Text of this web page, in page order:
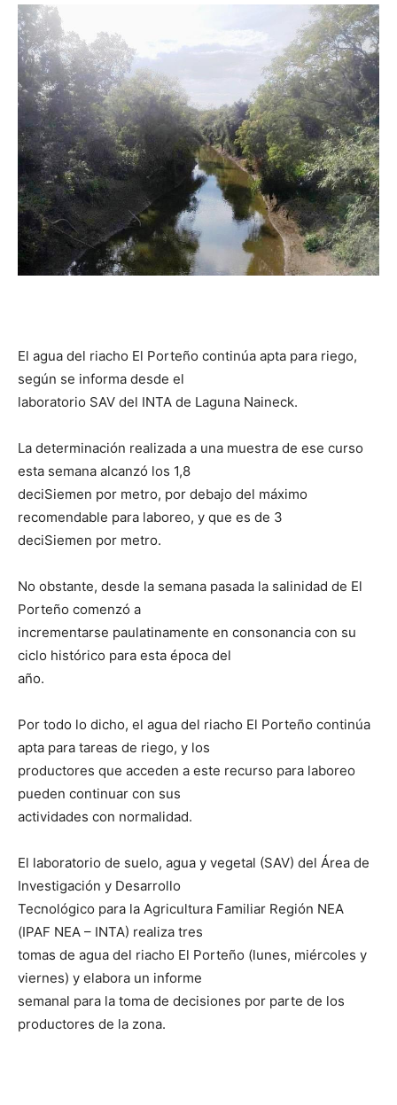
La
Verdad
lo
ve…
El agua del riacho El Porteño continúa apta para riego,
según se informa desde el
laboratorio SAV del INTA de Laguna Naineck.
La determinación realizada a una muestra de ese curso
esta semana alcanzó los 1,8
deciSiemen por metro, por debajo del máximo
recomendable para laboreo, y que es de 3
deciSiemen por metro.
No obstante, desde la semana pasada la salinidad de El
Porteño comenzó a
incrementarse paulatinamente en consonancia con su
ciclo histórico para esta época del
año.
Por todo lo dicho, el agua del riacho El Porteño continúa
apta para tareas de riego, y los
productores que acceden a este recurso para laboreo
pueden continuar con sus
actividades con normalidad.
El laboratorio de suelo, agua y vegetal (SAV) del Área de
Investigación y Desarrollo
Tecnológico para la Agricultura Familiar Región NEA
(IPAF NEA – INTA) realiza tres
tomas de agua del riacho El Porteño (lunes, miércoles y
viernes) y elabora un informe
semanal para la toma de decisiones por parte de los
productores de la zona.